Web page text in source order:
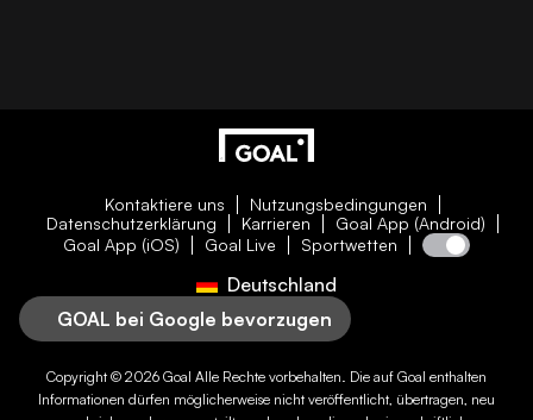
Kontaktiere uns
Nutzungsbedingungen
Datenschutzerklärung
Karrieren
Goal App (Android)
Goal App (iOS)
Goal Live Sportwetten
Deutschland
GOAL bei Google bevorzugen
Copyright © 2026 Goal Alle Rechte vorbehalten. Die auf Goal enthalten
Informationen dürfen möglicherweise nicht veröffentlicht, übertragen, neu